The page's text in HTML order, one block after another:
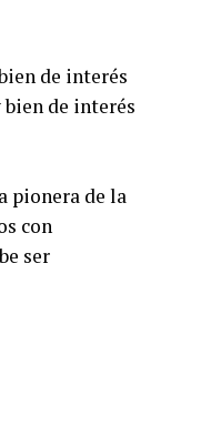
de interés
de interés
pionera de la
con
ser